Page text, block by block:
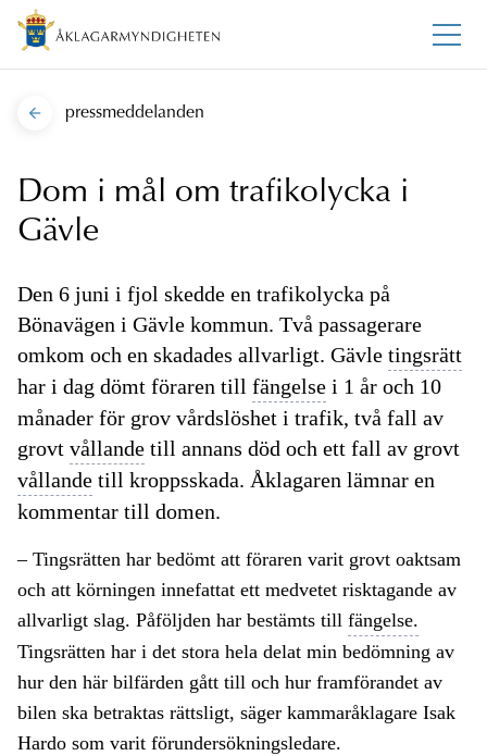
pressmeddelanden
Dom i mål om trafikolycka i
Gävle
Den 6 juni i fjol skedde en trafikolycka på
Bönavägen i Gävle kommun. Två passagerare
omkom och en skadades allvarligt. Gävle tingsrätt
har i dag dömt föraren till fängelse i 1 år och 10
månader för grov vårdslöshet i trafik, två fall av
grovt vållande till annans död och ett fall av grovt
vållande till kroppsskada. Åklagaren lämnar en
kommentar till domen.
– Tingsrätten har bedömt att föraren varit grovt oaktsam
och att körningen innefattat ett medvetet risktagande av
allvarligt slag. Påföljden har bestämts till fängelse.
Tingsrätten har i det stora hela delat min bedömning av
hur den här bilfärden gått till och hur framförandet av
bilen ska betraktas rättsligt, säger kammaråklagare Isak
Hardo som varit förundersökningsledare.